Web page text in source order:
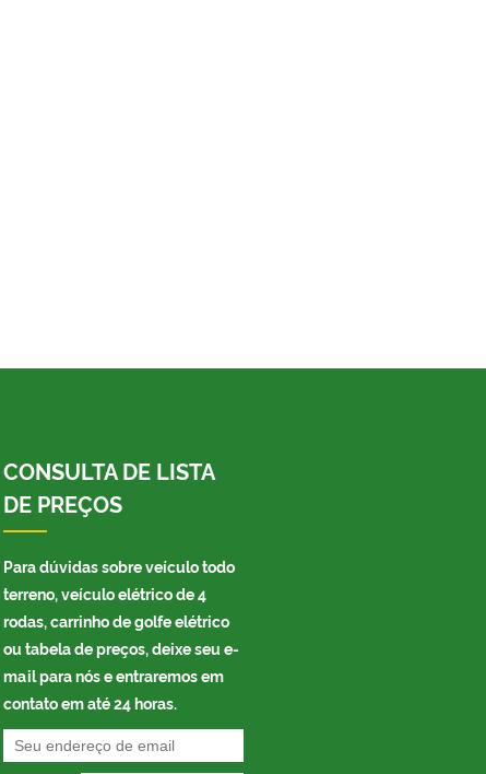
CONSULTA DE LISTA
DE PREÇOS
Para dúvidas sobre veículo todo
terreno, veículo elétrico de 4
rodas, carrinho de golfe elétrico
ou tabela de preços, deixe seu e-
mail para nós e entraremos em
contato em até 24 horas.